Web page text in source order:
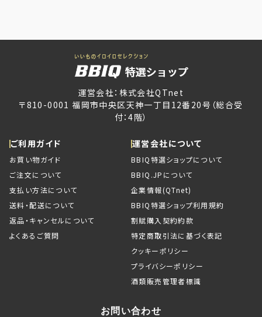
運営会社：株式会社QTnet
〒810-0001 福岡市中央区天神一丁目12番20号（総合受
付：4階）
ご利用ガイド
お買い物ガイド
ご注文について
支払い方法について
送料・配送について
返品・キャンセルについて
よくあるご質問
運営会社について
BBIQ特選ショップについて
BBIQ.JPについて
企業情報(QTnet)
BBIQ特選ショップ利用規約
割賦購入契約約款
特定商取引法に基づく表記
クッキーポリシー
プライバシーポリシー
酒類販売管理者標識
お問い合わせ